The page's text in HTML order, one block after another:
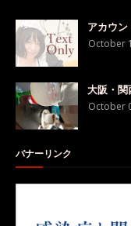
アカウ
October
大阪・関
October
バナーリンク